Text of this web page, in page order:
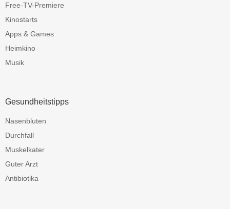
Free-TV-Premiere
Kinostarts
Apps & Games
Heimkino
Musik
Gesundheitstipps
Nasenbluten
Durchfall
Muskelkater
Guter Arzt
Antibiotika